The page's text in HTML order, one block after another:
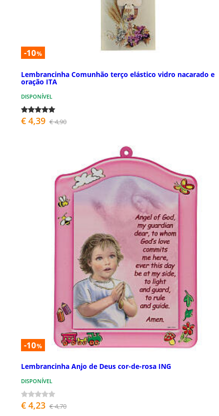
-10%
Lembrancinha Comunhão terço elástico vidro nacarado e
oração ITA
DISPONÍVEL
€ 4,39 € 4,90
-10%
Lembrancinha Anjo de Deus cor-de-rosa ING
DISPONÍVEL
€ 4,23 € 4,70